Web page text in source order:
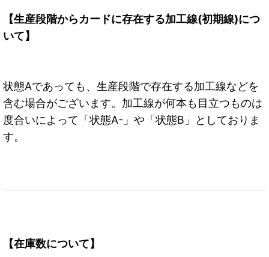
【生産段階からカードに存在する加工線(初期線)につ
いて】
状態Aであっても、生産段階で存在する加工線などを
含む場合がございます。加工線が何本も目立つものは
度合いによって「状態A-」や「状態B」としておりま
す。
【在庫数について】